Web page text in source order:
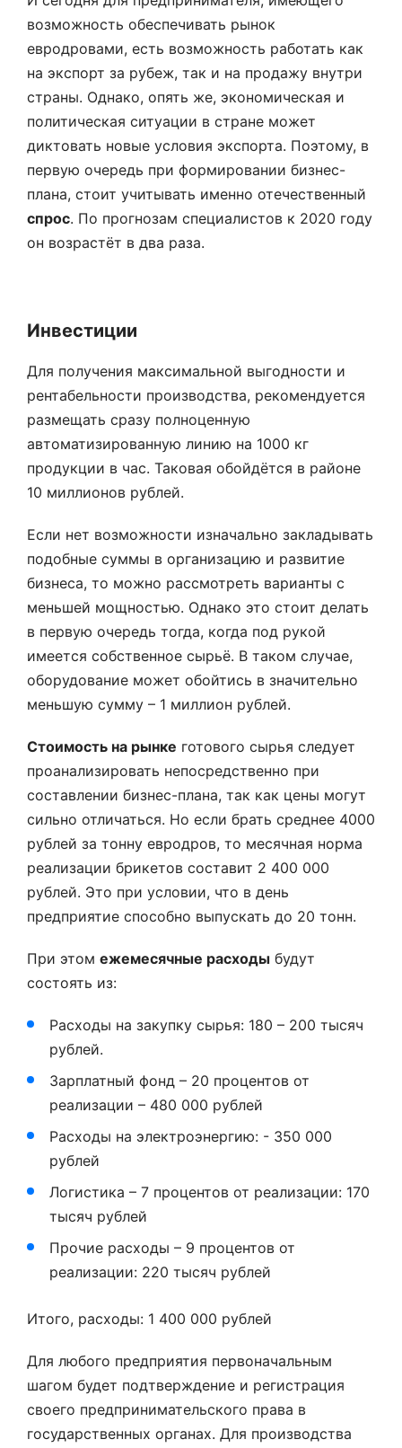
возможность обеспечивать рынок
евродровами, есть возможность работать как
на экспорт за рубеж, так и на продажу внутри
страны. Однако, опять же, экономическая и
политическая ситуации в стране может
диктовать новые условия экспорта. Поэтому, в
первую очередь при формировании бизнес-
плана, стоит учитывать именно отечественный
спрос. По прогнозам специалистов к 2020 году
он возрастёт в два раза.
Инвестиции
Для получения максимальной выгодности и
рентабельности производства, рекомендуется
размещать сразу полноценную
автоматизированную линию на 1000 кг
продукции в час. Таковая обойдётся в районе
10 миллионов рублей.
Если нет возможности изначально закладывать
подобные суммы в организацию и развитие
бизнеса, то можно рассмотреть варианты с
меньшей мощностью. Однако это стоит делать
в первую очередь тогда, когда под рукой
имеется собственное сырьё. В таком случае,
оборудование может обойтись в значительно
меньшую сумму – 1 миллион рублей.
Стоимость на рынке готового сырья следует
проанализировать непосредственно при
составлении бизнес-плана, так как цены могут
сильно отличаться. Но если брать среднее 4000
рублей за тонну евродров, то месячная норма
реализации брикетов составит 2 400 000
рублей. Это при условии, что в день
предприятие способно выпускать до 20 тонн.
При этом ежемесячные расходы будут
состоять из:
Расходы на закупку сырья: 180 – 200 тысяч
рублей.
Зарплатный фонд – 20 процентов от
реализации – 480 000 рублей
Расходы на электроэнергию: - 350 000
рублей
Логистика – 7 процентов от реализации: 170
тысяч рублей
Прочие расходы – 9 процентов от
реализации: 220 тысяч рублей
Итого, расходы: 1 400 000 рублей
Для любого предприятия первоначальным
шагом будет подтверждение и регистрация
своего предпринимательского права в
государственных органах. Для производства